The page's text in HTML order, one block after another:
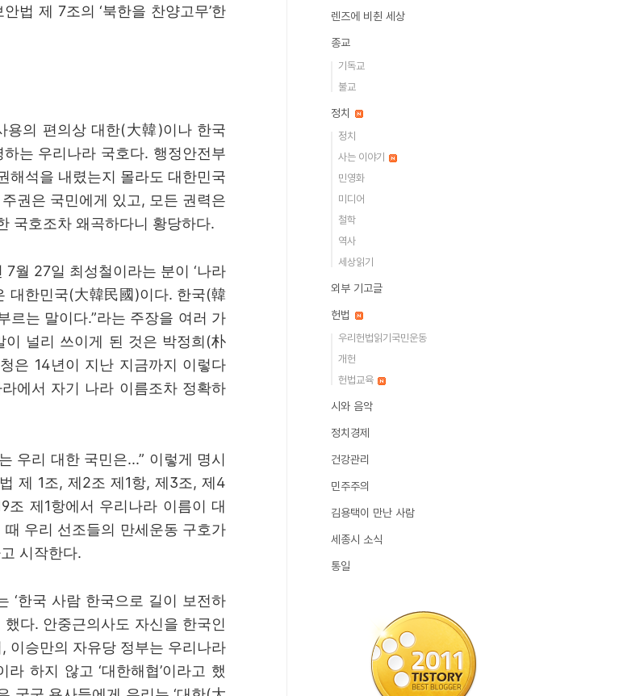
안법 제 7조의‘북한을 찬양고무’한
용의 편의상 대한(大韓)이나 한국
는 우리나라 국호다. 행정안전부
해석을 내렸는지 몰라도 대한민국
권은 국민에게 있고 , 모든 권력은
국호조차 왜곡하다니 황당하다.
7월 27일 최성철이라는 분이 ‘나라
대한민국(大韓民國 )이다. 한국(韓
르는 말이다.”라는 주장을 여러 가
이 널리 쓰이게 된 것은 박정희 (朴
은 14년이 지난 지금까지 이렇다
에서 자기 나라 이름조차 정확하
우리 대한 국민은...” 이렇게 명시
제 1조, 제2조 제1항, 제3조, 제4
조 제1항에서 우리나라 이름이 대
때 우리 선조들의 만세운동 구호가
시작한다.
‘한국 사람 한국으로 길이 보전하
했다. 안중근의사도 자신을 한국인
, 이승만의 자유당 정부는 우리나라
라 하지 않고‘대한해협’이라고 했
렌즈에 비췬 세상
종교
기독교
불교
정치
정치
사는 이야기
민영화
미디어
철학
역사
세상읽기
외부 기고글
헌법
우리헌법읽기국민운동
개헌
헌법교육
시와 음악
정치경제
건강관리
민주주의
김용택이 만난 사람
세종시 소식
통일